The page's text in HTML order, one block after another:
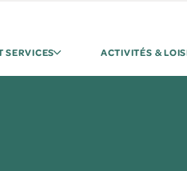
SERVICES ACTIVITÉS &